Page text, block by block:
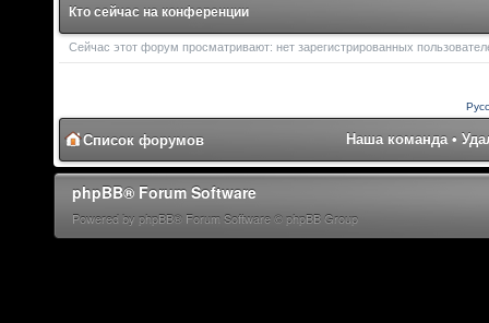
Кто сейчас на конференции
Сейчас этот форум просматривают: нет зарегистрированных
Список форумов Наша команда•
phpBB® Forum Software
Powered by phpBB® Forum Software © phpBB Group